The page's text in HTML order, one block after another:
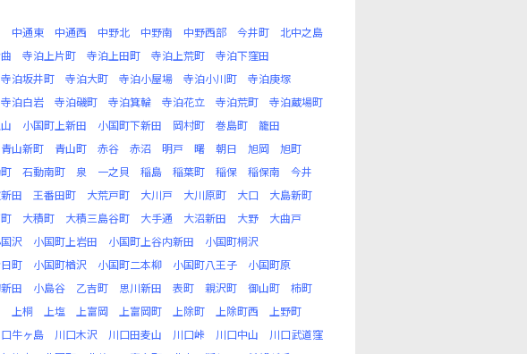
中通東 中通西 中野北 中野南 中野西部 今井町
北中之島
寺泊上片町 寺泊上田町 寺泊上荒町
寺泊下窪田
寺泊坂井町 寺泊大町 寺泊小屋場 寺泊小川町
寺泊庚塚
寺泊白岩 寺泊磯町 寺泊箕輪 寺泊花立 寺泊荒町
寺泊蔵場町
小国町上新田 小国町下新田 岡村町 巻島町
籠田
青山新町 青山町 赤谷 赤沼 明戸 曙 朝日 旭岡
旭町
石動南町 泉 一之貝 稲島 稲葉町 稲保 稲保南
今井
田 王番田町 大荒戸町 大川戸 大川原町 大口
大島新町
大積町 大積三島谷町 大手通 大沼新田 大野
大曲戸
沢 小国町上岩田 小国町上谷内新田
小国町桐沢
町 小国町楢沢 小国町二本柳 小国町八王子
小国町原
田 小島谷 乙吉町 思川新田 表町 親沢町 御山町
柿町
上桐 上塩 上富岡 上富岡町 上除町 上除町西
上野町
牛ヶ島 川口木沢 川口田麦山 川口峠 川口中山
川口武道窪